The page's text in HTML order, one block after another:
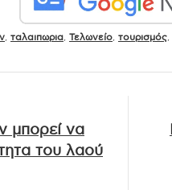
ταλαιπωρια Τελωνείο τουρισμός
μπορεί να
του λαού